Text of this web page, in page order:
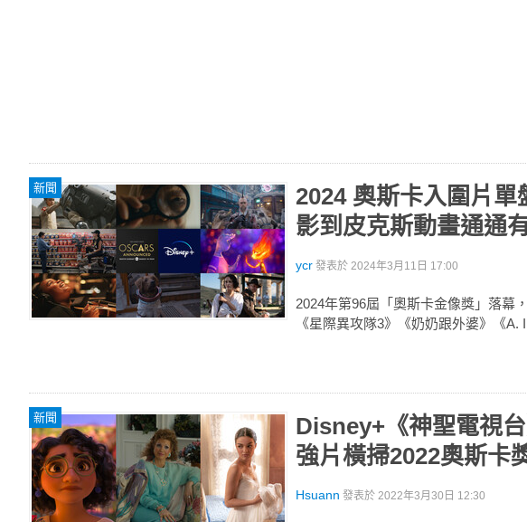
新聞
2024 奧斯卡入圍片
影到皮克斯動畫通通
ycr 發表於 2024年3月11日 17:00
2024年第96屆「奧斯卡金像獎」落幕
《星際異攻隊3》《奶奶跟外婆》《
新聞
Disney+《神聖電視
強片橫掃2022奧斯卡
Hsuann 發表於 2022年3月30日 12:30